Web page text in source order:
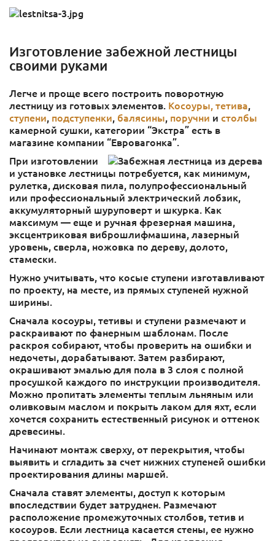
Изготовление забежной лестницы
своими руками
Легче и проще всего построить поворотную
лестницу из готовых элементов. Косоуры, тетива,
ступени, подступенки, балясины, поручни и столбы
камерной сушки, категории “Экстра” есть в
магазине компании “Евровагонка”.
При изготовлении
и установке лестницы потребуется, как минимум,
рулетка, дисковая пила, полупрофессиональный
или профессиональный электрический лобзик,
аккумуляторный шуруповерт и шкурка. Как
максимум — еще и ручная фрезерная машина,
эксцентриковая виброшлифмашина, лазерный
уровень, сверла, ножовка по дереву, долото,
стамески.
Нужно учитывать, что косые ступени изготавливают
по проекту, на месте, из прямых ступеней нужной
ширины.
Сначала косоуры, тетивы и ступени размечают и
раскраивают по фанерным шаблонам. После
раскроя собирают, чтобы проверить на ошибки и
недочеты, дорабатывают. Затем разбирают,
окрашивают эмалью для пола в 3 слоя с полной
просушкой каждого по инструкции производителя.
Можно пропитать элементы теплым льняным или
оливковым маслом и покрыть лаком для яхт, если
хочется сохранить естественный рисунок и оттенок
древесины.
Начинают монтаж сверху, от перекрытия, чтобы
выявить и сгладить за счет нижних ступеней ошибки
проектирования длины маршей.
Сначала ставят элементы, доступ к которым
впоследствии будет затруднен. Размечают
расположение промежуточных столбов, тетив и
косоуров. Если лестница касается стены, ее нужно